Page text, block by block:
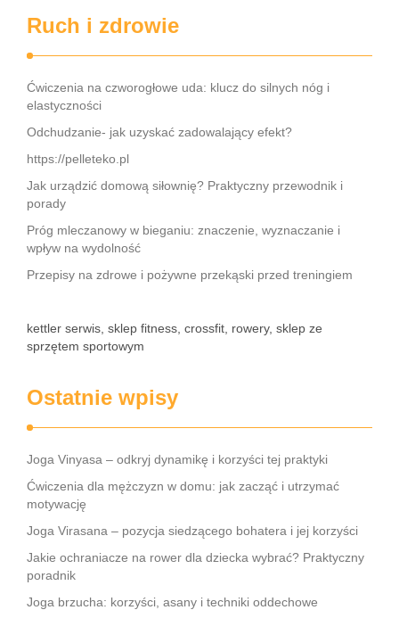
Ruch i zdrowie
Ćwiczenia na czworogłowe uda: klucz do silnych nóg i
elastyczności
Odchudzanie- jak uzyskać zadowalający efekt?
https://pelleteko.pl
Jak urządzić domową siłownię? Praktyczny przewodnik i
porady
Próg mleczanowy w bieganiu: znaczenie, wyznaczanie i
wpływ na wydolność
Przepisy na zdrowe i pożywne przekąski przed treningiem
kettler serwis, sklep fitness, crossfit, rowery, sklep ze
sprzętem sportowym
Ostatnie wpisy
Joga Vinyasa – odkryj dynamikę i korzyści tej praktyki
Ćwiczenia dla mężczyzn w domu: jak zacząć i utrzymać
motywację
Joga Virasana – pozycja siedzącego bohatera i jej korzyści
Jakie ochraniacze na rower dla dziecka wybrać? Praktyczny
poradnik
Joga brzucha: korzyści, asany i techniki oddechowe